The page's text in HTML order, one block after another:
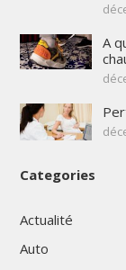
A
Categories
Actualité
Auto